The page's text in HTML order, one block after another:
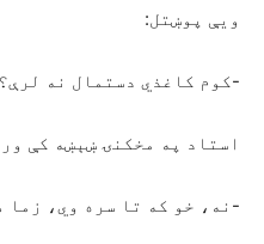
ویې پوښتل:
-کوم کاغذي دستمال نه لرې؟
استاد په مخکنۍ ښېښه کې
-نه، خو که تا سره وي، زما